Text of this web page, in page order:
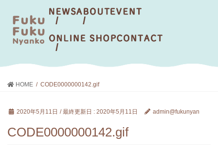
HOME CODE0000000142.gif
2020年5月11日 / 最終更新日 : 2020年5月11日 admin@fukunyan
CODE0000000142.gif